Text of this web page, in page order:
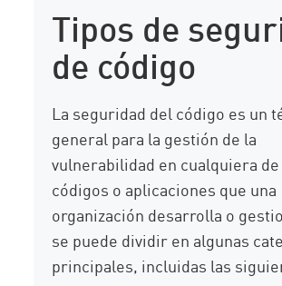
Tipos de
de código
La seguridad del código es un
general para la gestión de la
vulnerabilidad en cualquiera
códigos o aplicaciones que una
organización desarrolla o
se puede dividir en algunas
principales, incluidas las